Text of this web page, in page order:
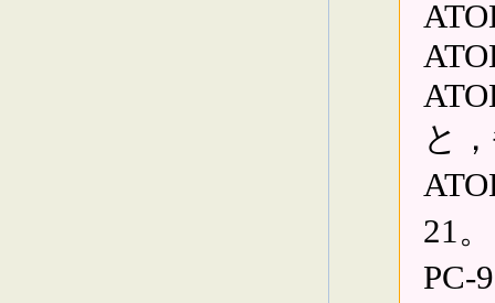
と
21。
PC-